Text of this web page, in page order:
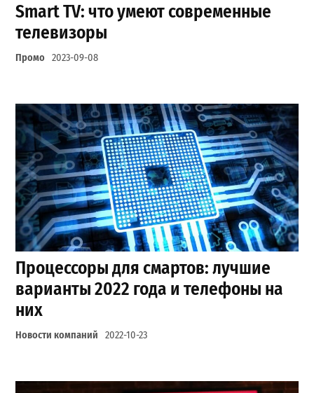
Smart TV: что умеют современные
телевизоры
Промо 2023-09-08
Процессоры для смартов: лучшие
варианты 2022 года и телефоны на
них
Новости компаний 2022-10-23